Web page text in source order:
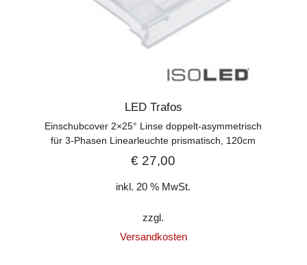
LED Trafos
Einschubcover 2×25° Linse doppelt-asymmetrisch
für 3-Phasen Linearleuchte prismatisch, 120cm
€ 27,00
inkl. 20 % MwSt.
zzgl.
Versandkosten